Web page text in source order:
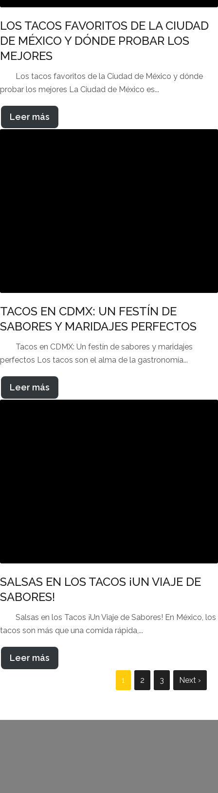
LOS TACOS FAVORITOS DE LA CIUDAD
DE MÉXICO Y DÓNDE PROBAR LOS
MEJORES
Los tacos favoritos de la Ciudad de México y dónde
probar los mejores La Ciudad de México es...
Leer más
TACOS EN CDMX: UN FESTÍN DE
SABORES Y MARIDAJES PERFECTOS
Tacos en CDMX: Un festín de sabores y maridajes
perfectos Los tacos son el alma de la gastronomía...
Leer más
SALSAS EN LOS TACOS ¡UN VIAJE DE
SABORES!
Salsas en los Tacos ¡Un Viaje de Sabores! En México, los
tacos son más que una comida rápida,...
Leer más
1 2 3 Next ›